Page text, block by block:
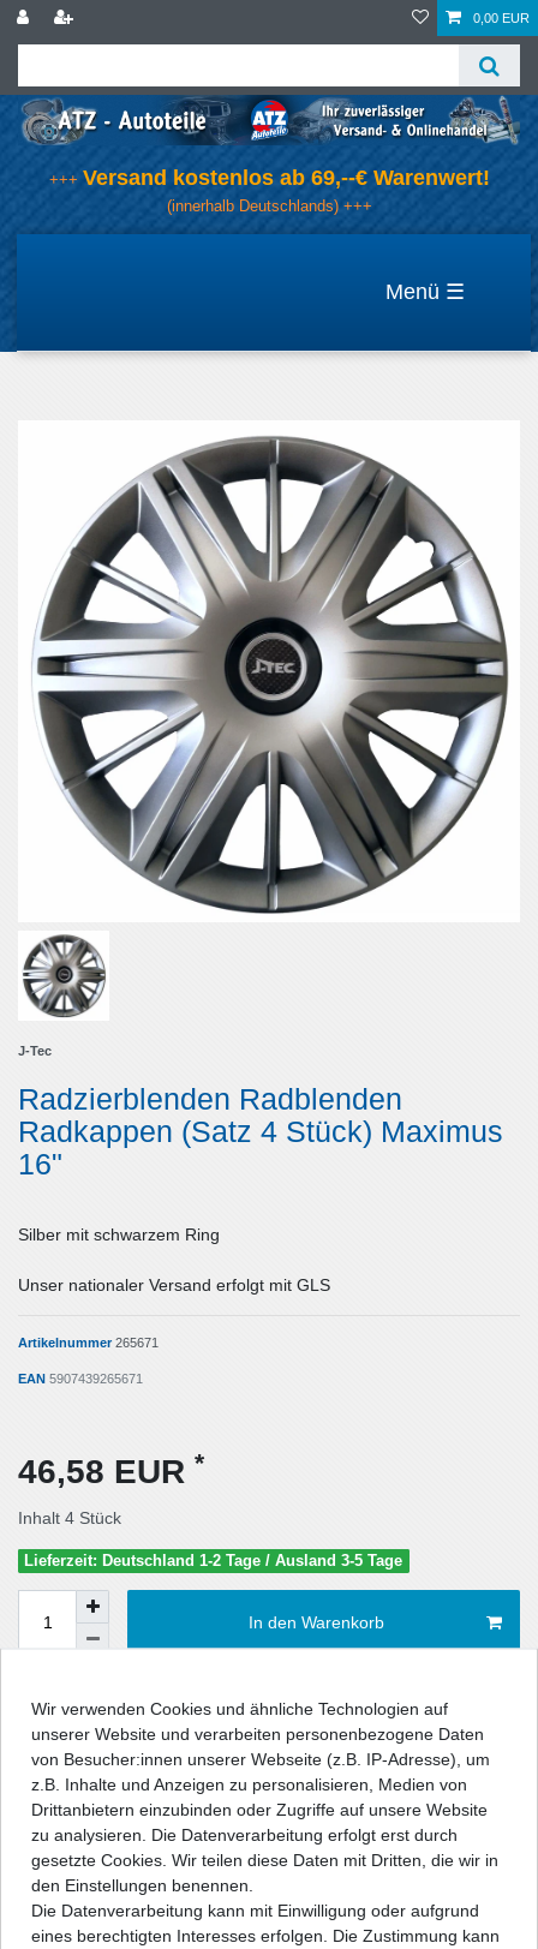
0,00 EUR
+++ Versand kostenlos ab 69,--€ Warenwert!
(innerhalb Deutschlands) +++
☰
J-Tec
Radzierblenden Radblenden
Radkappen (Satz 4 Stück) Maximus
16"
Silber mit schwarzem Ring
Unser nationaler Versand erfolgt mit GLS
Artikelnummer265671
EAN 5907439265671
46,58 EUR *
Inhalt 4 Stück
Lieferzeit: Deutschland 1-2 Tage / Ausland 3-5 Tage
In den Warenkorb
Wunschliste
* inkl. ges. MwSt. zzgl.Versandkosten
Beschreibung
Wir verwenden Cookies und ähnliche Technologien auf
unserer Website und verarbeiten personenbezogene Daten
von Besucher:innen unserer Webseite (z.B. IP-Adresse), um
z.B. Inhalte und Anzeigen zu personalisieren, Medien von
Drittanbietern einzubinden oder Zugriffe auf unsere Website
zu analysieren. Die Datenverarbeitung erfolgt erst durch
gesetzte Cookies. Wir teilen diese Daten mit Dritten, die wir in
den Einstellungen benennen.
Die Datenverarbeitung kann mit Einwilligung oder aufgrund
eines berechtigten Interesses erfolgen. Die Zustimmung kann